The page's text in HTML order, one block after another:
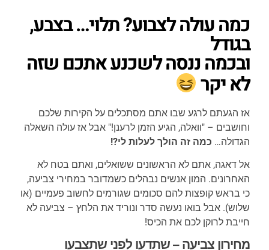
כמה עולה לצבוע? תלוי… בצבע,
בגודל
ובכמה ננסה לשכנע אתכם שזה
לא יקר
אז הגעתם לרגע שבו אתם מסתכלים על הקירות שלכם
וחושבים – "וואלה, הגיע הזמן לרענן!" אבל אז עולה השאלה
הגדולה… כמה זה הולך לעלות לי?!
אל דאגה, אתם לא הראשונים ששואלים, ואתם בטח לא
האחרונים. המון אנשים נבהלים כשמדובר במחירי צביעה,
כי בראש קופצות להם סכומים שגורמים לחשוב פעמיים (או
שלוש). אבל בואו נעשה סדר ונוריד את הלחץ – צביעה לא
חייבת לרוקן לכם את הכיס!
מחירון צביעה – שתדעו לפני שתצבעו